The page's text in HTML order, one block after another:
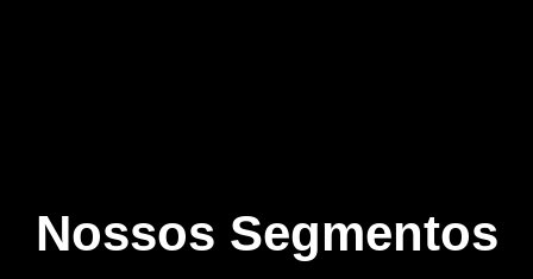
Nossos Segmentos